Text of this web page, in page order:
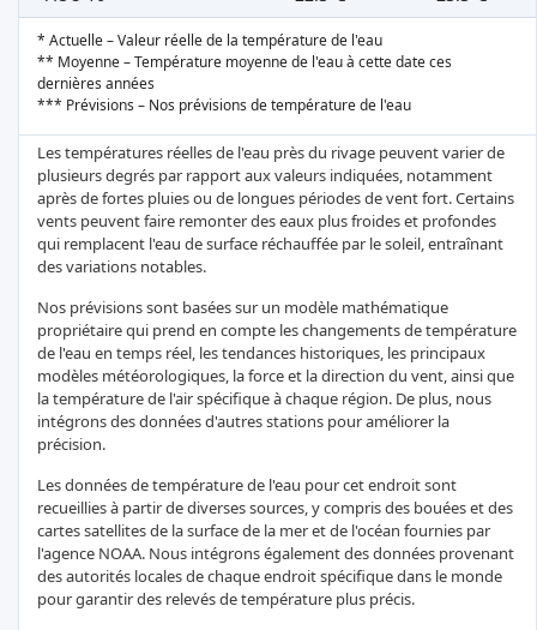
* Actuelle – Valeur réelle de la température de l'eau
** Moyenne – Température moyenne de l'eau à cette date ces
dernières années
*** Prévisions – Nos prévisions de température de l'eau
Les températures réelles de l'eau près du rivage peuvent varier de
plusieurs degrés par rapport aux valeurs indiquées, notamment
après de fortes pluies ou de longues périodes de vent fort. Certains
vents peuvent faire remonter des eaux plus froides et profondes
qui remplacent l'eau de surface réchauffée par le soleil, entraînant
des variations notables.
Nos prévisions sont basées sur un modèle mathématique
propriétaire qui prend en compte les changements de température
de l'eau en temps réel, les tendances historiques, les principaux
modèles météorologiques, la force et la direction du vent, ainsi que
la température de l'air spécifique à chaque région. De plus, nous
intégrons des données d'autres stations pour améliorer la
précision.
Les données de température de l'eau pour cet endroit sont
recueillies à partir de diverses sources, y compris des bouées et des
cartes satellites de la surface de la mer et de l'océan fournies par
l'agence NOAA. Nous intégrons également des données provenant
des autorités locales de chaque endroit spécifique dans le monde
pour garantir des relevés de température plus précis.